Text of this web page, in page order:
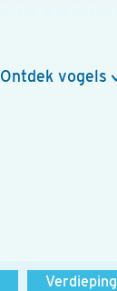
Ontdek vogels
Verdieping